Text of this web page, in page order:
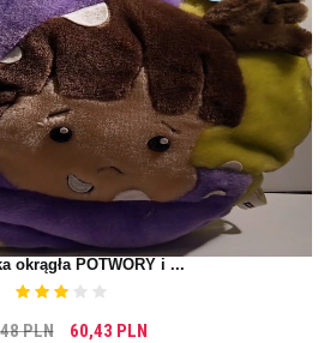
okrągła POTWORY i ...
PLN 60,43 PLN